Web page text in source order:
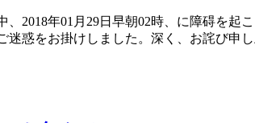
2018年01月29日早朝02時、に障碍を起
惑をお掛けしました。深く、お詫び申し